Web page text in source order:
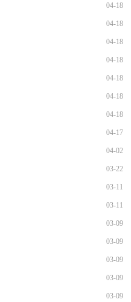
04-18
04-18
04-18
04-18
04-18
04-18
04-18
04-17
04-02
03-22
03-11
03-11
03-09
03-09
03-09
03-09
03-09